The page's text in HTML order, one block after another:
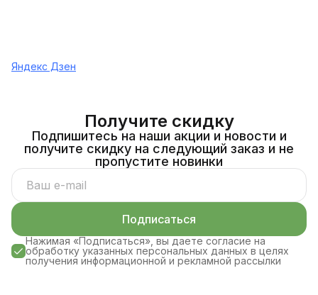
Яндекс Дзен
Получите скидку
Подпишитесь на наши акции и новости и
получите скидку на следующий заказ и не
пропустите новинки
Подписаться
Нажимая «Подписаться», вы даете согласие на
обработку указанных персональных данных в целях
получения информационной и рекламной рассылки